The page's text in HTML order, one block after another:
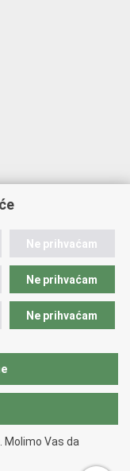
Ne prihvaćam
Ne prihvaćam
Ne prihvaćam
Molimo Vas da